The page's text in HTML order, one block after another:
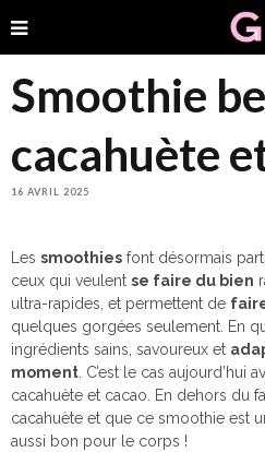
Smoothie
cacahuète
16 AVRIL 2025
Les smoothies font désormais
ceux qui veulent se faire du bien
ultra-rapides, et permettent de
quelques gorgées seulement. En
ingrédients sains, savoureux et
moment . C’est le cas
cacahuète et cacao. En dehors du
cacahuète et que ce smoothie est
aussi bon pour le corps !